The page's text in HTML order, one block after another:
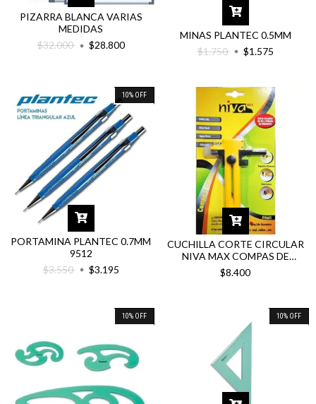
PIZARRA BLANCA VARIAS
MEDIDAS
$32.000
$28.800
MINAS PLANTEC 0.5MM
$1.750
$1.575
10% OFF
PORTAMINA PLANTEC 0.7MM
9512
$3.550
$3.195
CUCHILLA CORTE CIRCULAR
NIVA MAX COMPAS DE
CORTE
$8.400
10% OFF 10% OFF